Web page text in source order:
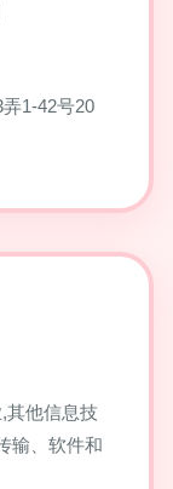
1-42号20
其他信息技
输、软件和